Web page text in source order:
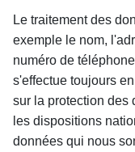
Le traitement des
exemple le nom,
numéro de
s'effectue toujours
sur la protection des
les dispositions
données qui nous